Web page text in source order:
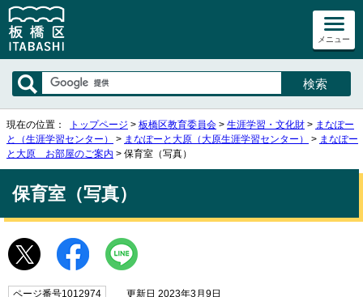
メニュー
現在の位置： トップページ > 板橋区教育委員会 > 生涯学習・文化財 > まなぽー
と（生涯学習センター）
> まなぽーと大原（大原生涯学習センター） > まなぽー
と大原 お部屋のご案内 > 保育室（写真）
保育室（写真）
ページ番号1012974 更新日 2023年3月9日